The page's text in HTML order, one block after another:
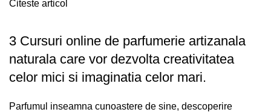
Citeste articol
3 Cursuri online de parfumerie artizanala
naturala care vor dezvolta creativitatea
celor mici si imaginatia celor mari.
Parfumul inseamna cunoastere de sine, descoperire